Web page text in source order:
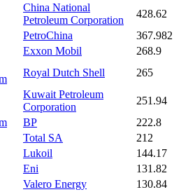
China National
Petroleum Corporation
428.62
PetroChina
367.982
Exxon Mobil
268.9
Royal Dutch Shell 265
Kuwait Petroleum
Corporation
251.94
BP
222.8
Total SA
212
Lukoil
144.17
Eni
131.82
Valero Energy
130.84